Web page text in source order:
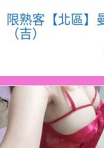
限熟客【北區】
（吉）